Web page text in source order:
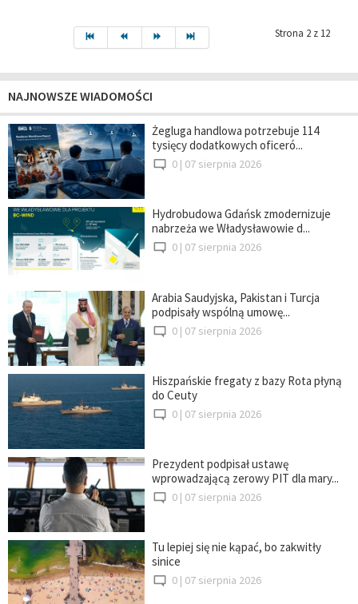
Strona 2 z 12
NAJNOWSZE WIADOMOŚCI
Żegluga handlowa potrzebuje 114
tysięcy dodatkowych oficeró...
0 | 07 sierpnia 2026
Hydrobudowa Gdańsk zmodernizuje
nabrzeża we Władysławowie d...
0 | 07 sierpnia 2026
Arabia Saudyjska, Pakistan i Turcja
podpisały wspólną umowę...
0 | 07 sierpnia 2026
Hiszpańskie fregaty z bazy Rota płyną
do Ceuty
0 | 07 sierpnia 2026
Prezydent podpisał ustawę
wprowadzającą zerowy PIT dla mary...
0 | 07 sierpnia 2026
Tu lepiej się nie kąpać, bo zakwitły
sinice
0 | 07 sierpnia 2026